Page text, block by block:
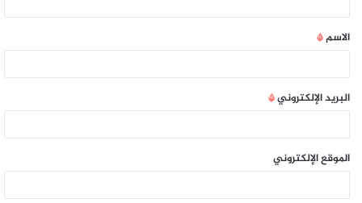
الاسم*
البريد الإلكتروني*
الموقع الإلكتروني